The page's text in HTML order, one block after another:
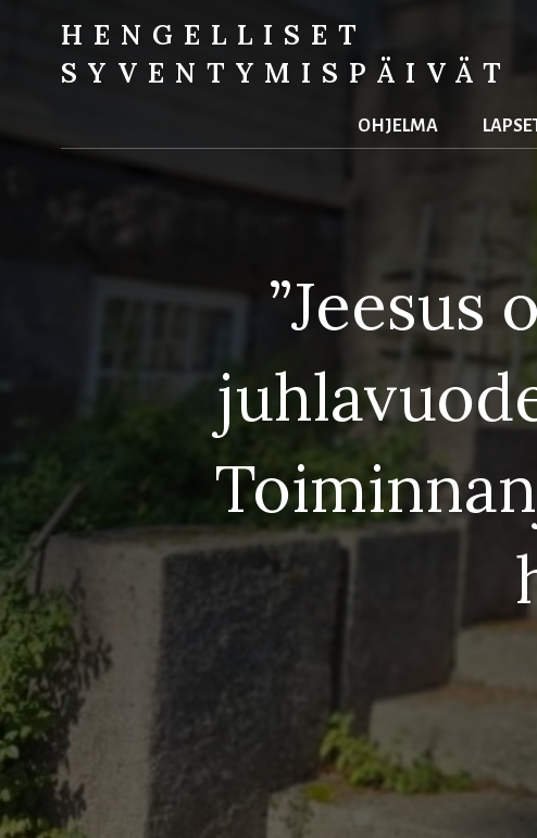
HENGELLISET
SYVENTYMIS­PÄIVÄT
ohjelma
”Jeesus